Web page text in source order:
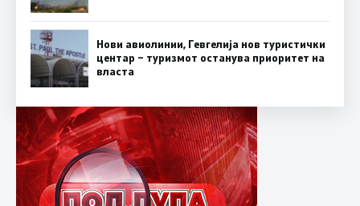
Нови авиолинии, Гевгелија нов туристички
центар – туризмот останува приоритет на
власта